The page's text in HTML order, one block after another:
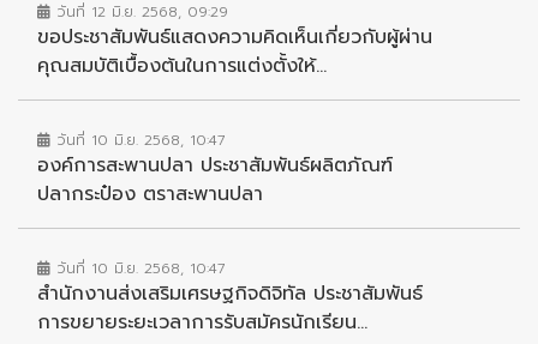
วันที่ 12 มิ.ย. 2568, 09:29
ขอประชาสัมพันธ์แสดงความคิดเห็นเกี่ยวกับผู้ผ่าน
คุณสมบัติเบื้องต้นในการแต่งตั้งให้...
วันที่ 10 มิ.ย. 2568, 10:47
องค์การสะพานปลา ประชาสัมพันธ์ผลิตภัณฑ์
ปลากระป๋อง ตราสะพานปลา
วันที่ 10 มิ.ย. 2568, 10:47
สำนักงานส่งเสริมเศรษฐกิจดิจิทัล ประชาสัมพันธ์
การขยายระยะเวลาการรับสมัครนักเรียน...